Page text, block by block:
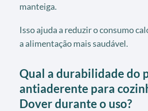
manteiga.
Isso ajuda a reduzir o consumo
a alimentação mais saudável.
Qual a durabilidade do
antiaderente para
Dover durante o uso?